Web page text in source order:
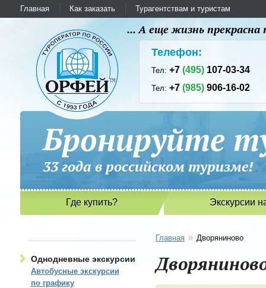
Главная Как заказать Турагентствам и туристам
... А еще жизнь
Телефон:
Тел:+7(495) 107-03-34
Тел:+7(985) 906-16-02
Бронируйте
33 года в российском
Где купить? Экскурсии
Однодневные экскурсии
Автобусные экскурсии
по графику
Главная » Дворяниново